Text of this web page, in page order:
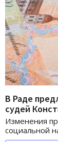
В Раде
судей
Изменения
социальной